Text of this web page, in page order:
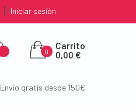
Iniciar sesión
0
Carrito
0,00 €
Envío gratis desde 150€